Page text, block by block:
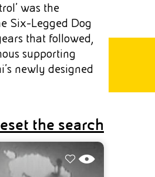
was the
Six-Legged Dog
that followed,
supporting
newly designed
the search